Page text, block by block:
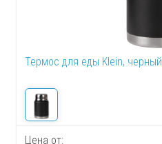
Термос для еды Klein, черный
Цена от: